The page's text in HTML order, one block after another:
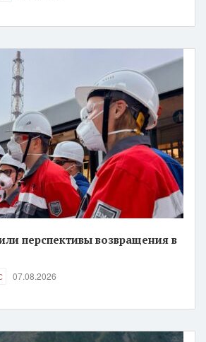
перспективы возвращения в
07.08.2026